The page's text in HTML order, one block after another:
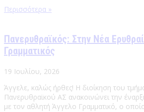
Περισσότερα »
Πανερυθραϊκός: Στην Νέα
Γραμματικός
19 Ιουλίου, 2026
Άγγελε, καλώς ήρθες! Η διοίκηση του
Πανερυθραϊκού ΑΣ ανακοινώνει την
με τον αθλητή Άγγελο Γραμματικό, ο